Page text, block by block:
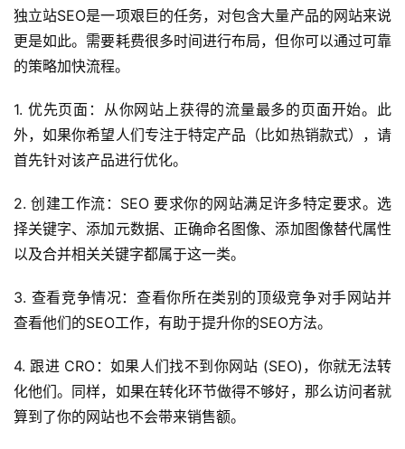
独立站SEO是一项艰巨的任务，对包含大量产品的网站来说
更是如此。需要耗费很多时间进行布局，但你可以通过可靠
的策略加快流程。
1. 优先页面：从你网站上获得的流量最多的页面开始。此
外，如果你希望人们专注于特定产品（比如热销款式），请
首先针对该产品进行优化。
2. 创建工作流：SEO 要求你的网站满足许多特定要求。选
择关键字、添加元数据、正确命名图像、添加图像替代属性
以及合并相关关键字都属于这一类。
3. 查看竞争情况：查看你所在类别的顶级竞争对手网站并
查看他们的SEO工作，有助于提升你的SEO方法。
4. 跟进 CRO：如果人们找不到你网站 (SEO)，你就无法转
化他们。同样，如果在转化环节做得不够好，那么访问者就
算到了你的网站也不会带来销售额。